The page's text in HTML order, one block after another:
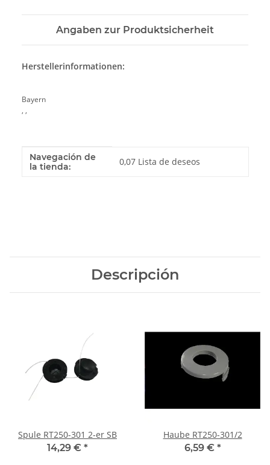
Angaben zur Produktsicherheit
Herstellerinformationen:
Bayern
, ,
Valor
Fabricante
Navegación de
la tienda:
0,07 Lista de deseos
Descripción
Spule RT250-301 2-er SB
14,29 € *
Haube RT250-301/2
6,59 € *